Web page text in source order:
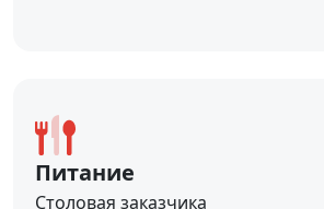
Питание
Столовая заказчика